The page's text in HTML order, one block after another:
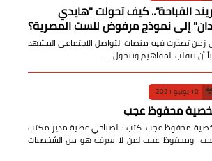
القباحة".. كيف تحولت "هايدي
إلى نموذج مرفوض للست المصرية؟
تصدّرت فيه منصات التواصل الاجتماعي المشهد
أن تنقلب المفاهيم وتتحول …
10 يونيو 2021
محفوظ عجب
محفوظ عجب كتب : الصباحي عطية مدير مكتب
ومحفوظ عجب لمن لا يعرفه هو من الشخصيات